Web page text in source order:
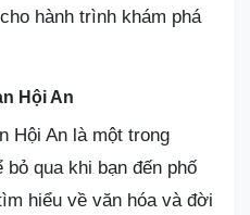
hành trình khám phá
Hội An
Hội An là một trong
bỏ qua khi bạn đến phố
hiểu về văn hóa và đời